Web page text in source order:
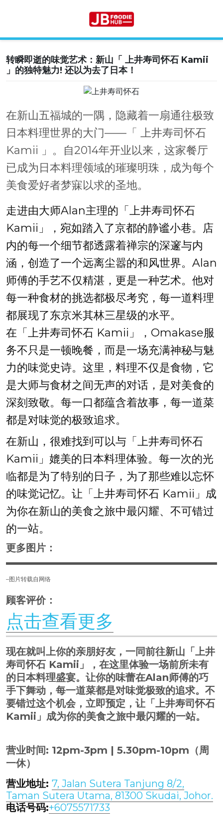
Skip
to
转瞬即逝的味觉艺术：新山「 上井寿司怀石 Kamii
」的独特魅力! 还以为去了日本！
在新山五福城的一隅，隐藏着一扇通往极致
日本料理世界的大门——「 上井寿司怀石
Kamii 」。自2014年开业以来，这家餐厅
已成为日本料理领域的璀璨明珠，成为每个
美食爱好者梦寐以求的圣地。
走进由大师Alan主理的「上井寿司怀石
Kamii」，宛如踏入了京都的静谧小巷。店
内的每一个细节都透露着禅宗的深邃与内
涵，创造了一个远离尘嚣的和风世界。Alan
师傅的手艺不仅精湛，更是一种艺术。他对
每一种食材的挑选都极尽考究，每一道料理
都展现了东京米其林三星级的水平。
在「上井寿司怀石 Kamii」，Omakase服
务不只是一顿晚餐，而是一场充满神秘与魅
力的味觉史诗。这里，料理不仅是食物，它
是大师与食材之间无声的对话，是对美食的
深刻致敬。每一口都蕴含着故事，每一道菜
都是对味觉的极致追求。
在新山，很难找到可以与「上井寿司怀石
Kamii」媲美的日本料理体验。每一次的光
临都是为了特别的日子，为了那些难以忘怀
的味觉记忆。让「上井寿司怀石 Kamii」成
为你在新山的美食之旅中最闪耀、不可错过
的一站。
更多图片：
–图片转载自网络
顾客评价：
点击查看更多
现在就叫上你的亲朋好友，一同前往新山「上井
寿司怀石 Kamii」，在这里体验一场前所未有
的日本料理盛宴。让你的味蕾在Alan师傅的巧
手下舞动，每一道菜都是对味觉极致的追求。不
要错过这个机会，立即预定，让「上井寿司怀石
Kamii」成为你的美食之旅中最闪耀的一站。
营业时间: 12pm-3pm | 5.30pm-10pm（周
一休）
营业地址: 7, Jalan Sutera Tanjung 8/2,
Taman Sutera Utama, 81300 Skudai, Johor.
电话号码:+6075571733